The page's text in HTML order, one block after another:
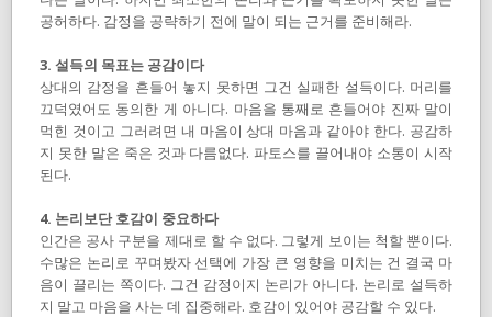
공허하다. 감정을 공략하기 전에 말이 되는 근거를 준비해라.
3. 설득의 목표는 공감이다
상대의 감정을 흔들어 놓지 못하면 그건 실패한 설득이다. 머리를
끄덕였어도 동의한 게 아니다. 마음을 통째로 흔들어야 진짜 말이
먹힌 것이고 그러려면 내 마음이 상대 마음과 같아야 한다. 공감하
지 못한 말은 죽은 것과 다름없다. 파토스를 끌어내야 소통이 시작
된다.
4. 논리보단 호감이 중요하다
인간은 공사 구분을 제대로 할 수 없다. 그렇게 보이는 척할 뿐이다.
수많은 논리로 꾸며봤자 선택에 가장 큰 영향을 미치는 건 결국 마
음이 끌리는 쪽이다. 그건 감정이지 논리가 아니다. 논리로 설득하
지 말고 마음을 사는 데 집중해라. 호감이 있어야 공감할 수 있다.